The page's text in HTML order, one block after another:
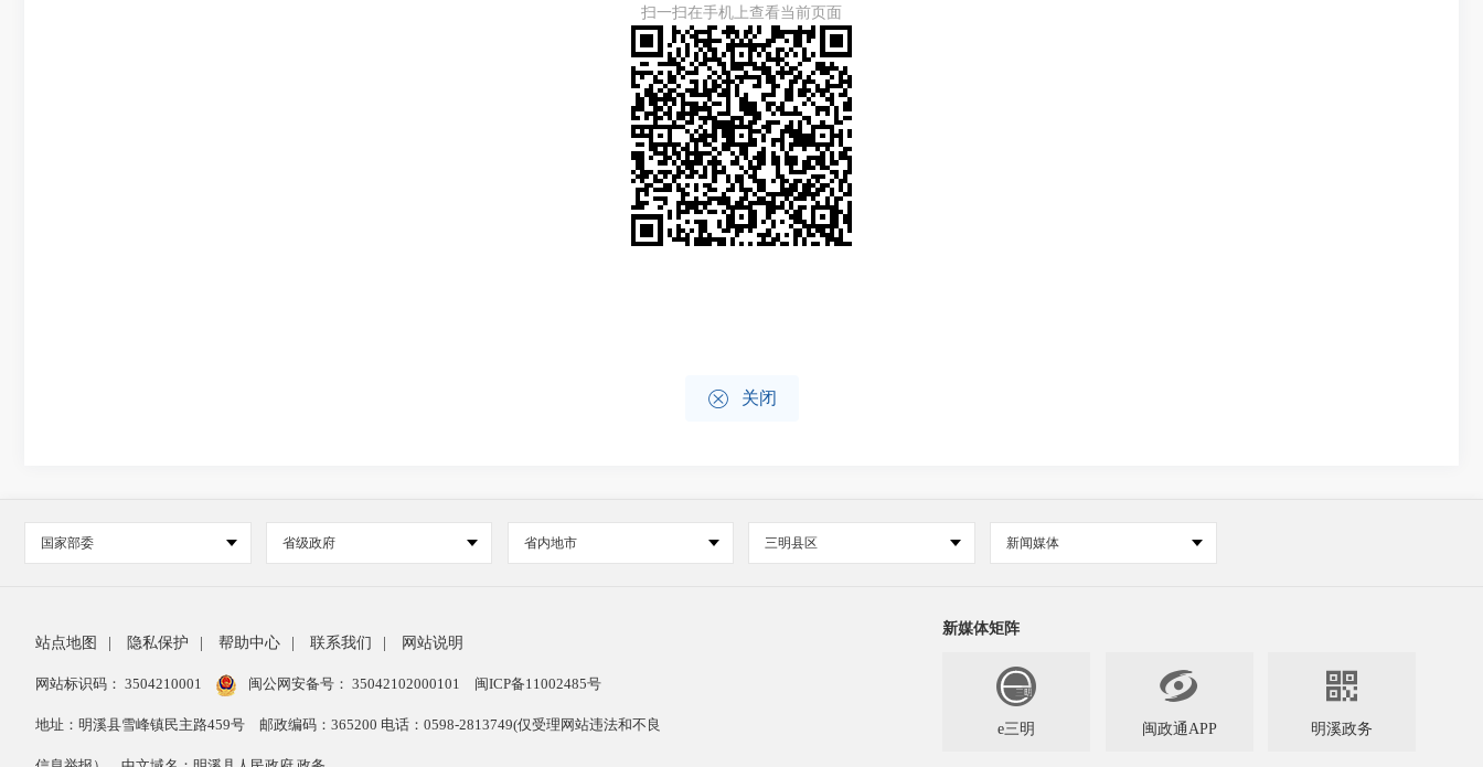
扫一扫在手机上查看当前页面
 关闭
国家部委 省级政府 省内地市 三明县区 新闻媒体
站点地图 隐私保护 帮助中心 联系我们 网站说明
网站标识码： 3504210001 闽公网安备号： 35042102000101 闽ICP备11002485号
地址：明溪县雪峰镇民主路459号 邮政编码：365200 电话：0598-2813749(仅受理网站违法和不良
新媒体矩阵
e三明

闽政通APP

明溪政务